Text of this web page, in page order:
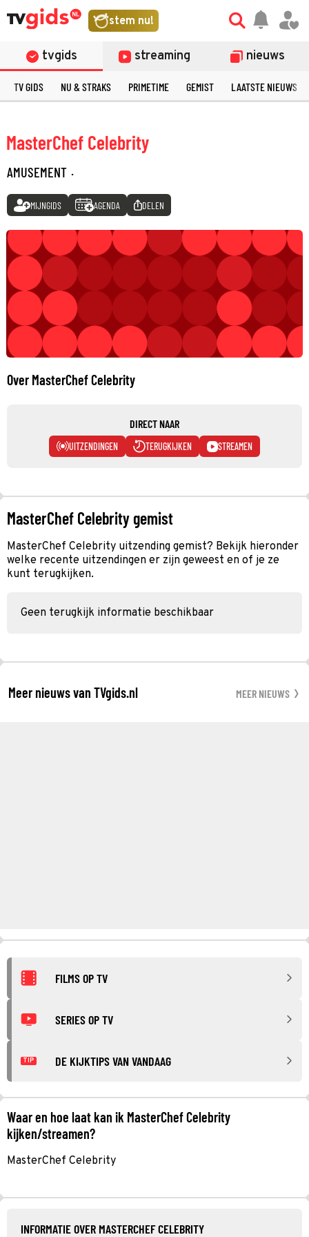
stem nu!
tvgids streaming nieuws
TV GIDS NU & STRAKS PRIMETIME GEMIST LAATSTE NIEUWS
MasterChef Celebrity
AMUSEMENT ·
MIJNGIDS AGENDA DELEN
Over MasterChef Celebrity
DIRECT NAAR
UITZENDINGEN TERUGKIJKEN STREAMEN
MasterChef Celebrity gemist
MasterChef Celebrity uitzending gemist? Bekijk hieronder
welke recente uitzendingen er zijn geweest en of je ze
kunt terugkijken.
Geen terugkijk informatie beschikbaar
Meer nieuws van TVgids.nl MEER NIEUWS
FILMS OP TV
SERIES OP TV
TIP DE KIJKTIPS VAN VANDAAG
Waar en hoe laat kan ik MasterChef Celebrity
kijken/streamen?
MasterChef Celebrity
INFORMATIE OVER MASTERCHEF CELEBRITY